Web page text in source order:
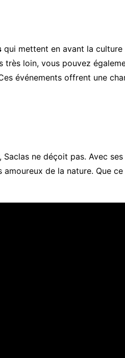
qui mettent en avant la
très loin, vous pouvez
événements offrent une
ne déçoit pas. Avec
de la nature. Que